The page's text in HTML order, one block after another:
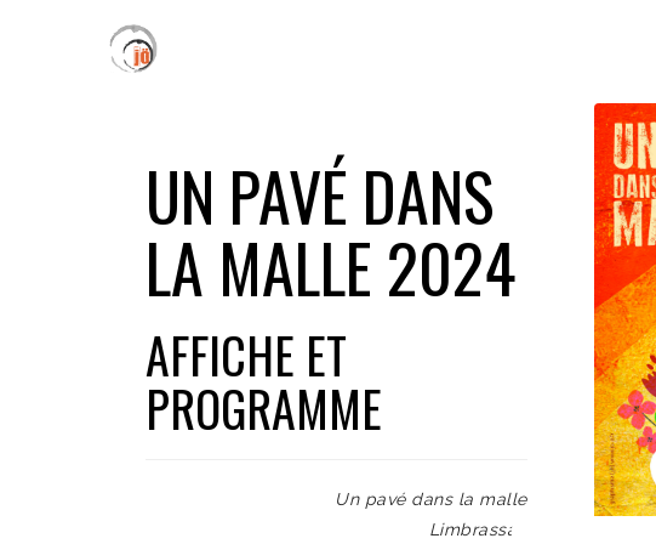
UN PAVÉ DANS
LA MALLE 2024
AFFICHE ET
PROGRAMME
Un pavé dans la malle
Limbrassac